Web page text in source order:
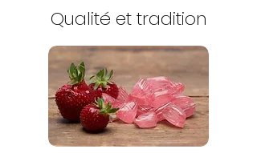
Qualité et tradition